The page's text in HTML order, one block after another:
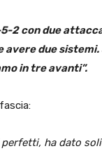
2 con due
avere due
in tre avanti”.
ha dato